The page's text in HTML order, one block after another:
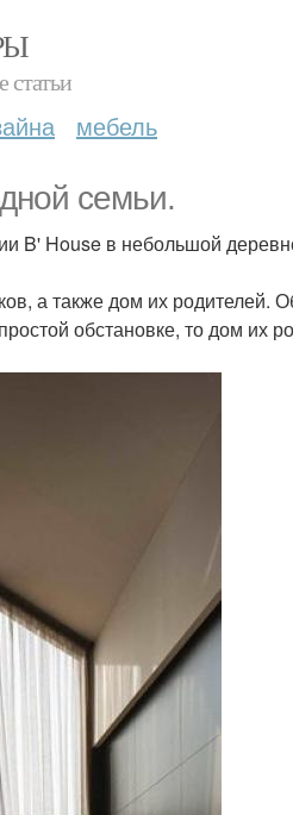
статьи
мебель
семьи.
B' House в небольшой
а также дом их родителей.
обстановке, то дом их